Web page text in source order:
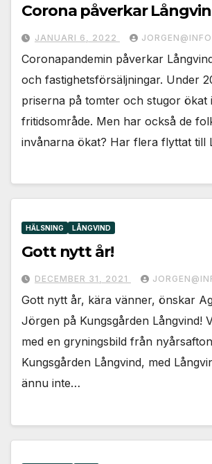
Corona påverkar
JANUARI 6, 2022
Coronapandemin påverkar
och fastighetsförsäljningar. Under
priserna på tomter och stugor ökat
fritidsområde. Men har också de
invånarna ökat? Har flera flyttat till
HÄLSNING LÅNGVIND
Gott nytt år!
DECEMBER 31, 2021
Gott nytt år, kära vänner, önskar
Jörgen på Kungsgården Långvind!
med en gryningsbild från
Kungsgården Långvind, med
ännu inte…